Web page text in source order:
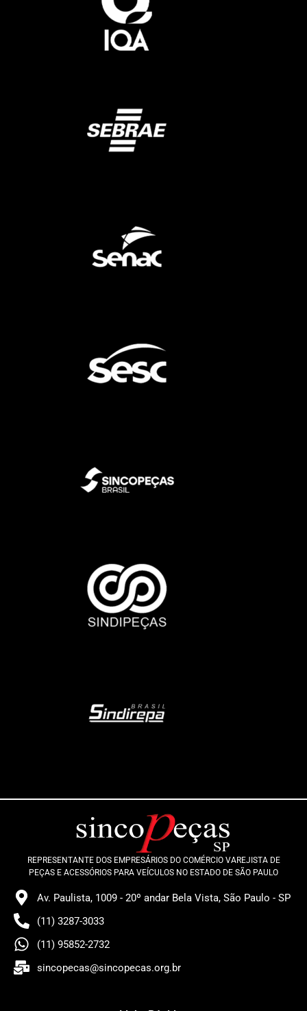
REPRESENTANTE DOS EMPRESÁRIOS DO COMÉRCIO VAREJISTA DE
PEÇAS E ACESSÓRIOS PARA VEÍCULOS NO ESTADO DE SÃO PAULO
Av. Paulista, 1009 - 20º andar Bela Vista, São Paulo - SP
(11) 3287-3033
(11) 95852-2732
sincopecas@sincopecas.org.br